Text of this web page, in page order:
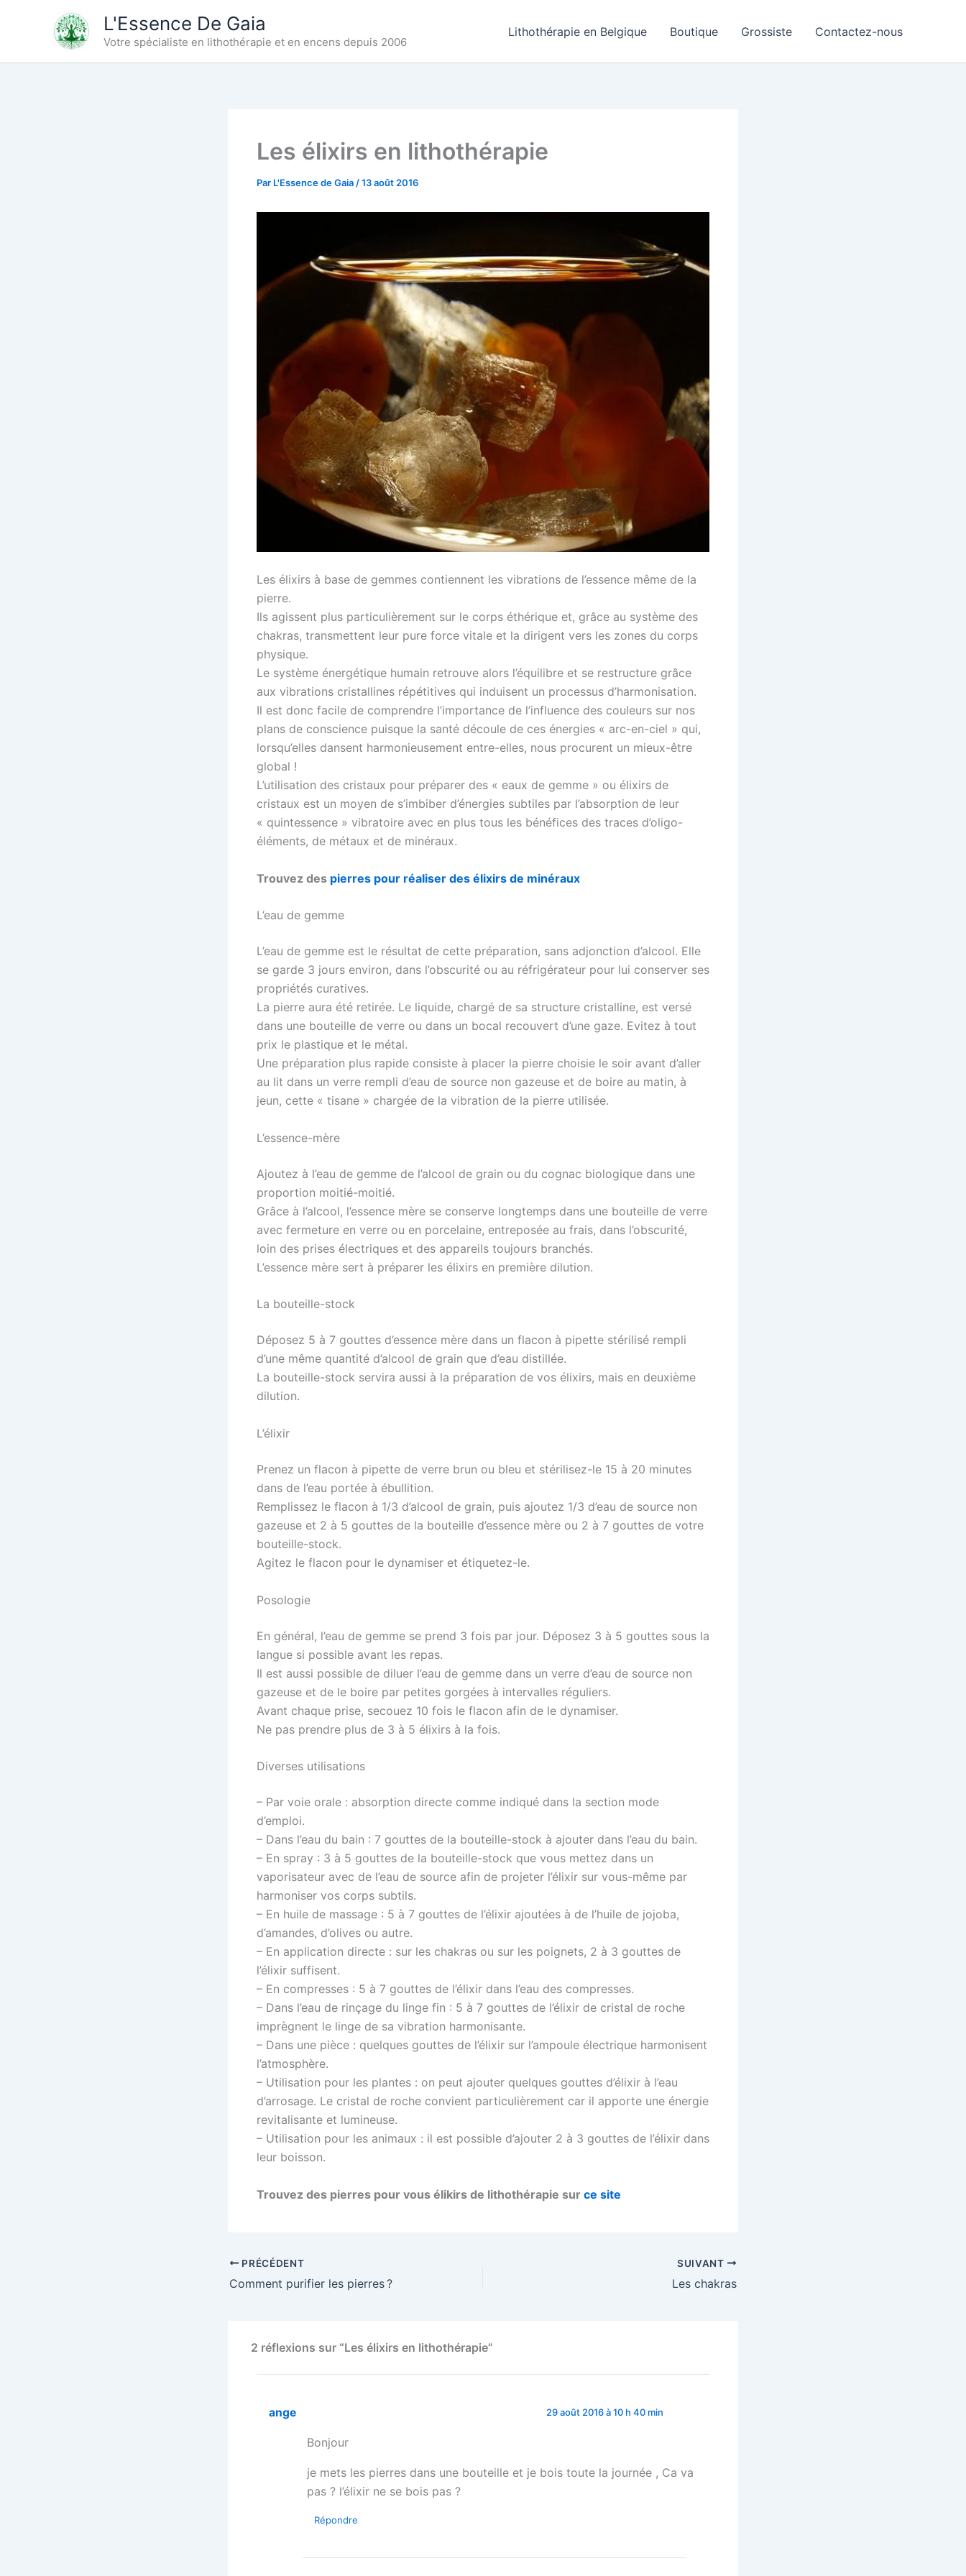
L'Essence De Gaia
Votre spécialiste en lithothérapie et en encens depuis 2006
Lithothérapie en Belgique Boutique Grossiste Contactez-nous
Les élixirs en lithothérapie
Par L'Essence de Gaia /13 août 2016
Les élixirs à base de gemmes contiennent les vibrations de l’essence même de la
pierre.
Ils agissent plus particulièrement sur le corps éthérique et, grâce au système des
chakras, transmettent leur pure force vitale et la dirigent vers les zones du corps
physique.
Le système énergétique humain retrouve alors l’équilibre et se restructure grâce
aux vibrations cristallines répétitives qui induisent un processus d’harmonisation.
Il est donc facile de comprendre l’importance de l’influence des couleurs sur nos
plans de conscience puisque la santé découle de ces énergies « arc-en-ciel » qui,
lorsqu’elles dansent harmonieusement entre-elles, nous procurent un mieux-être
global !
L’utilisation des cristaux pour préparer des « eaux de gemme » ou élixirs de
cristaux est un moyen de s’imbiber d’énergies subtiles par l’absorption de leur
« quintessence » vibratoire avec en plus tous les bénéfices des traces d’oligo-
éléments, de métaux et de minéraux.
Trouvez des pierres pour réaliser des élixirs de minéraux
L’eau de gemme
L’eau de gemme est le résultat de cette préparation, sans adjonction d’alcool. Elle
se garde 3 jours environ, dans l’obscurité ou au réfrigérateur pour lui conserver ses
propriétés curatives.
La pierre aura été retirée. Le liquide, chargé de sa structure cristalline, est versé
dans une bouteille de verre ou dans un bocal recouvert d’une gaze. Evitez à tout
prix le plastique et le métal.
Une préparation plus rapide consiste à placer la pierre choisie le soir avant d’aller
au lit dans un verre rempli d’eau de source non gazeuse et de boire au matin, à
jeun, cette « tisane » chargée de la vibration de la pierre utilisée.
L’essence-mère
Ajoutez à l’eau de gemme de l’alcool de grain ou du cognac biologique dans une
proportion moitié-moitié.
Grâce à l’alcool, l’essence mère se conserve longtemps dans une bouteille de verre
avec fermeture en verre ou en porcelaine, entreposée au frais, dans l’obscurité,
loin des prises électriques et des appareils toujours branchés.
L’essence mère sert à préparer les élixirs en première dilution.
La bouteille-stock
Déposez 5 à 7 gouttes d’essence mère dans un flacon à pipette stérilisé rempli
d’une même quantité d’alcool de grain que d’eau distillée.
La bouteille-stock servira aussi à la préparation de vos élixirs, mais en deuxième
dilution.
L’élixir
Prenez un flacon à pipette de verre brun ou bleu et stérilisez-le 15 à 20 minutes
dans de l’eau portée à ébullition.
Remplissez le flacon à 1/3 d’alcool de grain, puis ajoutez 1/3 d’eau de source non
gazeuse et 2 à 5 gouttes de la bouteille d’essence mère ou 2 à 7 gouttes de votre
bouteille-stock.
Agitez le flacon pour le dynamiser et étiquetez-le.
Posologie
En général, l’eau de gemme se prend 3 fois par jour. Déposez 3 à 5 gouttes sous la
langue si possible avant les repas.
Il est aussi possible de diluer l’eau de gemme dans un verre d’eau de source non
gazeuse et de le boire par petites gorgées à intervalles réguliers.
Avant chaque prise, secouez 10 fois le flacon afin de le dynamiser.
Ne pas prendre plus de 3 à 5 élixirs à la fois.
Diverses utilisations
– Par voie orale : absorption directe comme indiqué dans la section mode
d’emploi.
– Dans l’eau du bain : 7 gouttes de la bouteille-stock à ajouter dans l’eau du bain.
– En spray : 3 à 5 gouttes de la bouteille-stock que vous mettez dans un
vaporisateur avec de l’eau de source afin de projeter l’élixir sur vous-même par
harmoniser vos corps subtils.
– En huile de massage : 5 à 7 gouttes de l’élixir ajoutées à de l’huile de jojoba,
d’amandes, d’olives ou autre.
– En application directe : sur les chakras ou sur les poignets, 2 à 3 gouttes de
l’élixir suffisent.
– En compresses : 5 à 7 gouttes de l’élixir dans l’eau des compresses.
– Dans l’eau de rinçage du linge fin : 5 à 7 gouttes de l’élixir de cristal de roche
imprègnent le linge de sa vibration harmonisante.
– Dans une pièce : quelques gouttes de l’élixir sur l’ampoule électrique harmonisent
l’atmosphère.
– Utilisation pour les plantes : on peut ajouter quelques gouttes d’élixir à l’eau
d’arrosage. Le cristal de roche convient particulièrement car il apporte une énergie
revitalisante et lumineuse.
– Utilisation pour les animaux : il est possible d’ajouter 2 à 3 gouttes de l’élixir dans
leur boisson.
Trouvez des pierres pour vous élikirs de lithothérapie sur ce site
PRÉCÉDENT
Comment purifier les pierres ?
SUIVANT
Les chakras
2 réflexions sur “Les élixirs en lithothérapie”
ange 29 août 2016 à 10 h 40 min
Bonjour
je mets les pierres dans une bouteille et je bois toute la journée , Ca va
pas ? l’élixir ne se bois pas ?
Répondre